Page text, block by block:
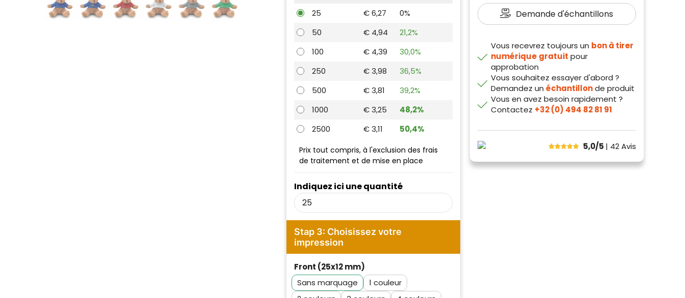
25
€ 6,27
0%
50
€ 4,94
21,2%
100
€ 4,39
30,0%
250
€ 3,98
36,5%
500
€ 3,81
39,2%
1000
€ 3,25
48,2%
2500
€ 3,11 50,4%
Indiquez ici une quantité
Prix tout compris, à l'exclusion des frais
de traitement et de mise en place
Stap 3: Choisissez votre
impression
Front (25x12 mm)
Sans marquage
1
Demande d'échantillons
Vous recevrez toujours un bon à tirer
numérique gratuit pour
approbation
Vous souhaitez essayer d'abord ?
Demandez un échantillonde produit
Vous en avez besoin rapidement ?
Contactez +32 (0) 494 82 81 91
5,0/5 | 42Avis